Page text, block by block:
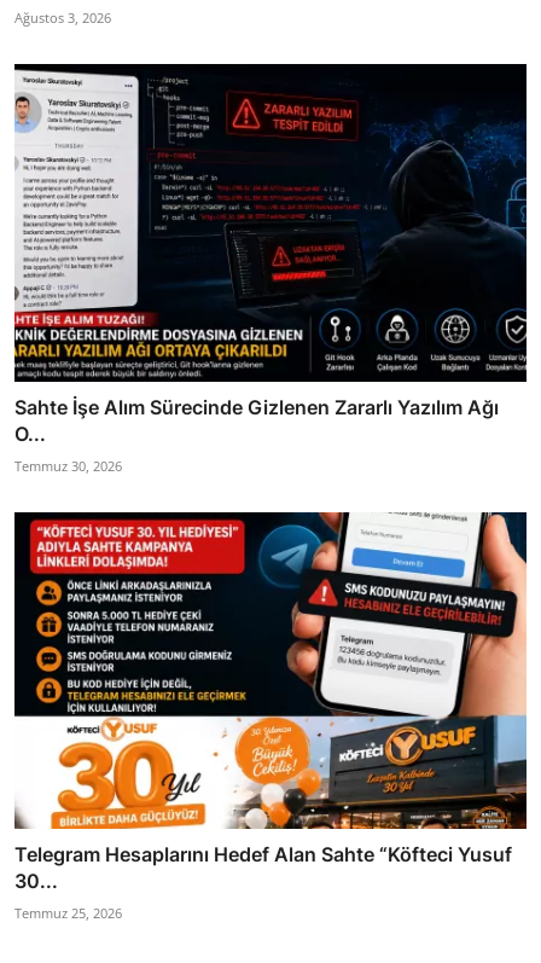
Ağustos 3, 2026
Sahte İşe Alım Sürecinde Gizlenen Zararlı Yazılım Ağı
O...
Temmuz 30, 2026
Telegram Hesaplarını Hedef Alan Sahte “Köfteci Yusuf
30...
Temmuz 25, 2026